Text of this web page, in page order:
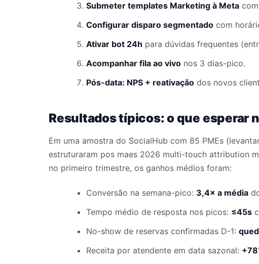
Submeter templates Marketing à Meta
Configurar disparo segmentado com
Ativar bot 24h para dúvidas frequentes
Acompanhar fila ao vivo nos 3 dias-pico.
Pós-data: NPS + reativação dos novos
Resultados típicos: o que esperar
Em uma amostra do SocialHub com 85 PMEs
estruturaram pos maes 2026 multi-touch attribution
no primeiro trimestre, os ganhos médios foram:
Conversão na semana-pico: 3,4× a média
Tempo médio de resposta nos picos: ≤45s
No-show de reservas confirmadas D-1:
Receita por atendente em data sazonal: